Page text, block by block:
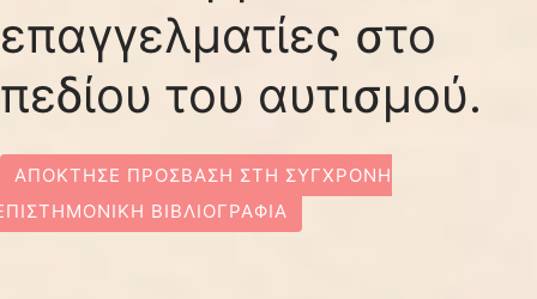
επαγγελματίες στο
πεδίου του αυτισμού.
ΑΠΌΚΤΗΣΕ ΠΡΌΣΒΑΣΗ ΣΤΗ ΣΎΓΧΡΟΝΗ
ΒΙΒΛΙΟΓΡΑΦΙΑ